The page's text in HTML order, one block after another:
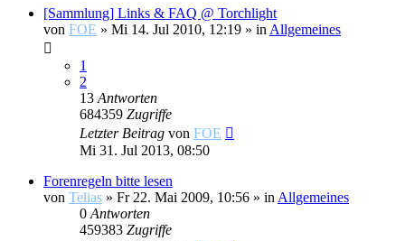
[Sammlung] Links & FAQ @ Torchlight
von FOE » Mi 14. Jul 2010, 12:19 » in Allgemeines
1
2
13 Antworten
684359 Zugriffe
Letzter Beitrag von FOE
Mi 31. Jul 2013, 08:50
Forenregeln bitte lesen
von Telias » Fr 22. Mai 2009, 10:56 » in Allgemeines
0 Antworten
459383 Zugriffe